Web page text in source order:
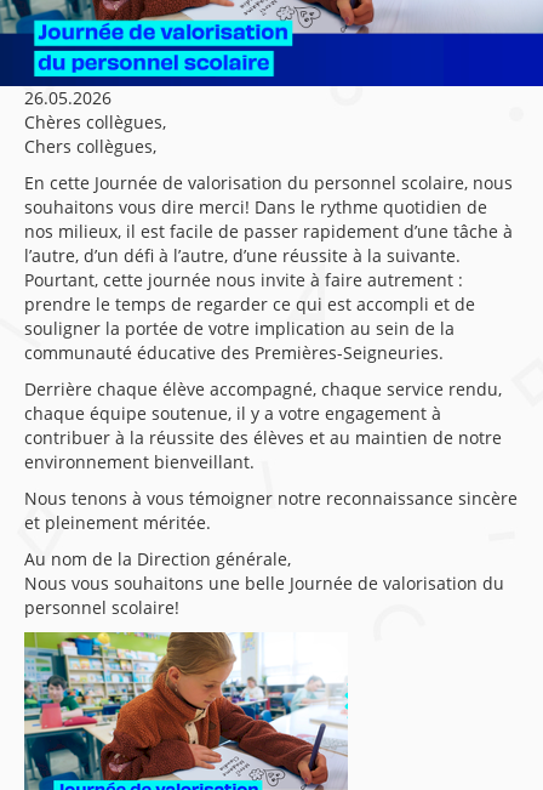
26.05.2026
Chères collègues,
Chers collègues,
En cette Journée de valorisation du personnel scolaire, nous
souhaitons vous dire merci! Dans le rythme quotidien de
nos milieux, il est facile de passer rapidement d’une tâche à
l’autre, d’un défi à l’autre, d’une réussite à la suivante.
Pourtant, cette journée nous invite à faire autrement :
prendre le temps de regarder ce qui est accompli et de
souligner la portée de votre implication au sein de la
communauté éducative des Premières-Seigneuries.
Derrière chaque élève accompagné, chaque service rendu,
chaque équipe soutenue, il y a votre engagement à
contribuer à la réussite des élèves et au maintien de notre
environnement bienveillant.
Nous tenons à vous témoigner notre reconnaissance sincère
et pleinement méritée.
Au nom de la Direction générale,
Nous vous souhaitons une belle Journée de valorisation du
personnel scolaire!